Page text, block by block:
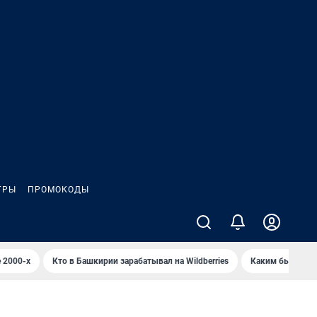
ПРОМОКОДЫ
2000-х Кто в Башкирии зарабатывал на Wildberries Каким было